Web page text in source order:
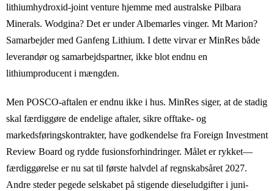
lithiumhydroxid-joint venture hjemme med australske Pilbara
Minerals. Wodgina? Det er under Albemarles vinger. Mt Marion?
Samarbejder med Ganfeng Lithium. I dette virvar er MinRes både
leverandør og samarbejdspartner, ikke blot endnu en
lithiumproducent i mængden.
Men POSCO-aftalen er endnu ikke i hus. MinRes siger, at de stadig
skal færdiggøre de endelige aftaler, sikre offtake- og
markedsføringskontrakter, have godkendelse fra Foreign Investment
Review Board og rydde fusionsforhindringer. Målet er rykket—
færdiggørelse er nu sat til første halvdel af regnskabsåret 2027.
Andre steder pegede selskabet på stigende dieseludgifter i juni-